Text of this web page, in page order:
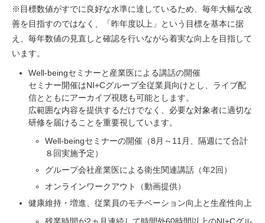
※目標数値がすでに良好な水準に達しているため、毎年大幅な改
善を目指すのではなく、「昨年度以上」という目標を基本に据
え、毎年数値の見直しと確認を行いながら着実な向上を目指して
います。
Well-beingセミナーと産業医による講話の開催
セミナー開催はNI+Cグループ全従業員向けとし、ライブ配
信とともにアーカイブ視聴も可能とします。
広範囲な内容を提供するだけでなく、必要な対象者に適切な
研修を届けることを重要視しています。
Well-beingセミナーの開催（8月～11月、隔週にて合計
８回実施予定）
グループ会社産業医による衛生関連講話（年2回）
オンラインワークアウト（動画提供）
健康維持・増進、従業員のモチベーション向上と生産性向上